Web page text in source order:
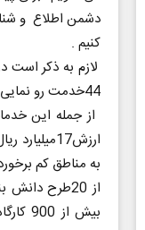
دشمن اطلاع و
کنیم .
لازم به ذکر است
44خدمت رو نمایی شد . صفحات نخست